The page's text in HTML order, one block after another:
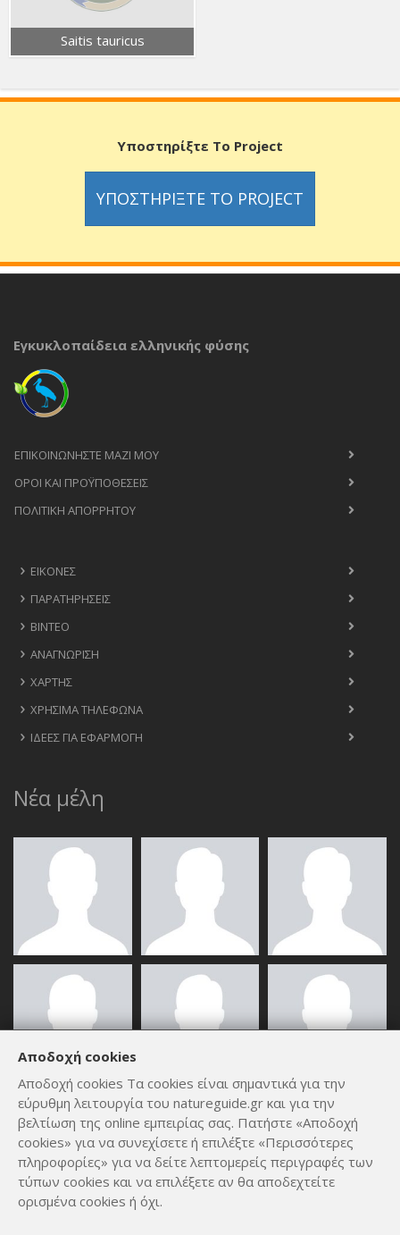
Saitis tauricus
Υποστηρίξτε Το Project
ΥΠΟΣΤΗΡΊΞΤΕ ΤΟ PROJECT
Εγκυκλοπαίδεια ελληνικής φύσης
ΕΠΙΚΟΙΝΩΝΉΣΤΕ ΜΑΖΊ ΜΟΥ
ΟΡΟΙ ΚΑΙ ΠΡΟΫΠΟΘΈΣΕΙΣ
ΠΟΛΙΤΙΚΉ ΑΠΟΡΡΉΤΟΥ
ΕΙΚΌΝΕΣ
ΠΑΡΑΤΗΡΉΣΕΙΣ
ΒΊΝΤΕΟ
ΑΝΑΓΝΏΡΙΣΗ
ΧΆΡΤΗΣ
ΧΡΉΣΙΜΑ ΤΗΛΈΦΩΝΑ
ΙΔΈΕΣ ΓΙΑ ΕΦΑΡΜΟΓΉ
Νέα μέλη
ΟΛΑ ΤΑ ΜΈΛΗ
Αποδοχή cookies
Αποδοχή cookies Τα cookies είναι σημαντικά για την
εύρυθμη λειτουργία του natureguide.gr και για την
βελτίωση της online εμπειρίας σας. Πατήστε «Αποδοχή
cookies» για να συνεχίσετε ή επιλέξτε «Περισσότερες
πληροφορίες» για να δείτε λεπτομερείς περιγραφές των
τύπων cookies και να επιλέξετε αν θα αποδεχτείτε
ορισμένα cookies ή όχι.